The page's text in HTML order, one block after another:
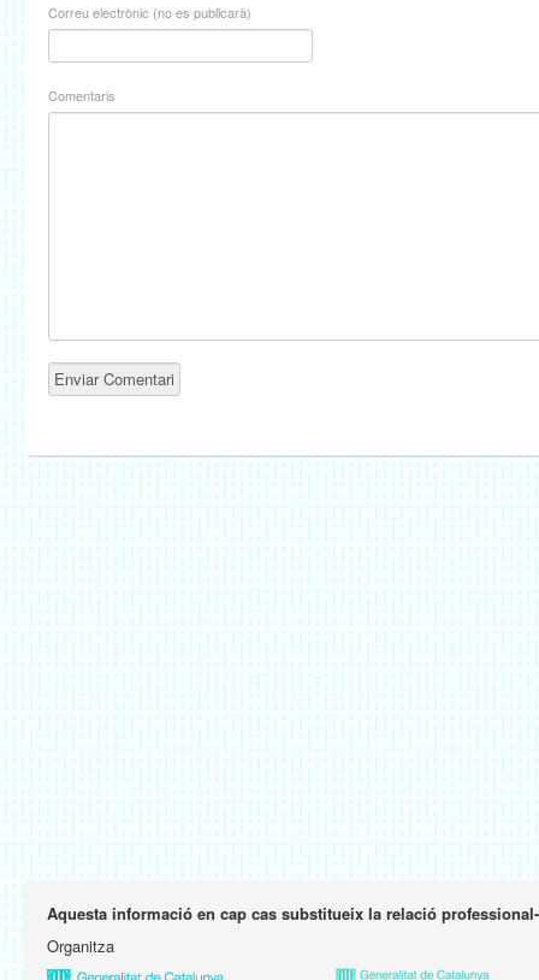
Correu electrònic (no es publicarà)
Comentaris
Aquesta informació en cap cas substitueix la relació
Organitza